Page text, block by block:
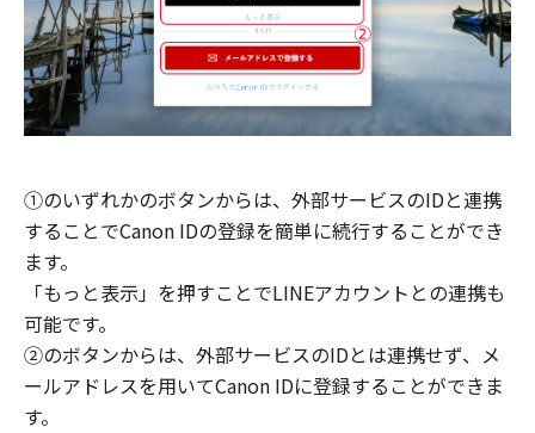
①のいずれかのボタンからは、外部サービスのIDと連携
することでCanon IDの登録を簡単に続行することができ
ます。
「もっと表示」を押すことでLINEアカウントとの連携も
可能です。
②のボタンからは、外部サービスのIDとは連携せず、メ
ールアドレスを用いてCanon IDに登録することができま
す。